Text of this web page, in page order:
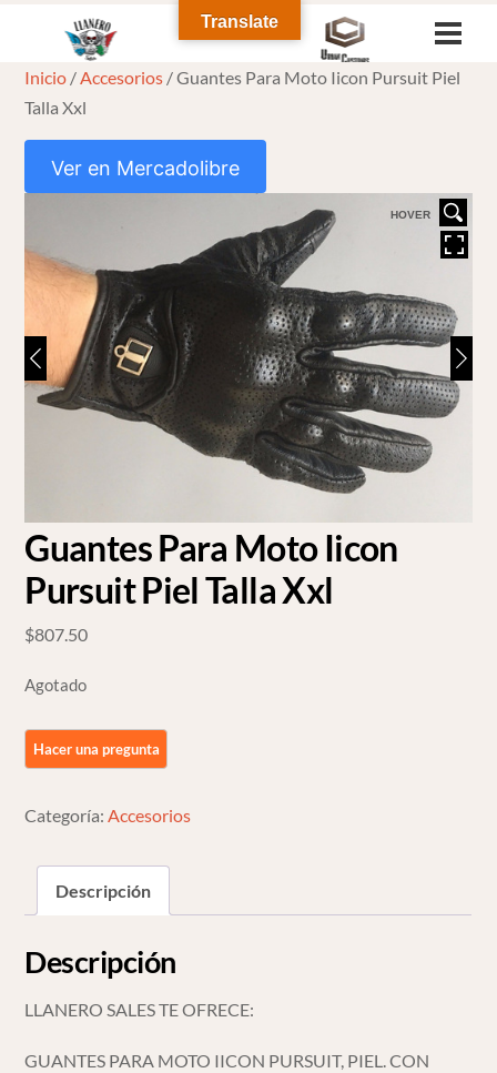
content
Inicio /Accesorios / Guantes Para Moto Iicon Pursuit Piel
Talla Xxl
Ver en Mercadolibre
HOVER
Guantes Para Moto Iicon
Pursuit Piel Talla Xxl
$807.50
Agotado
Categoría: Accesorios
Descripción
Descripción
LLANERO SALES TE OFRECE:
GUANTES PARA MOTO IICON PURSUIT, PIEL. CON
Translate